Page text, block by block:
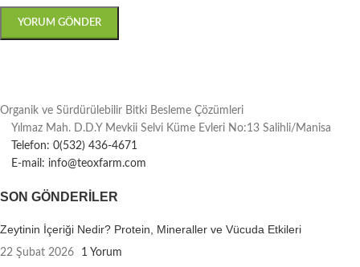
Organik ve Sürdürülebilir Bitki Besleme Çözümleri
Yılmaz Mah. D.D.Y Mevkii Selvi Küme Evleri No:13 Salihli/Manisa
Telefon: 0(532) 436-4671
E-mail: info@teoxfarm.com
SON GÖNDERILER
Zeytinin İçeriği Nedir? Protein, Mineraller ve Vücuda Etkileri
22 Şubat 2026 1 Yorum